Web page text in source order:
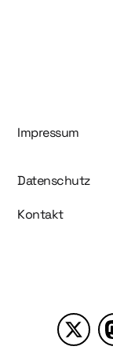
Impressum
Datenschutz
Kontakt